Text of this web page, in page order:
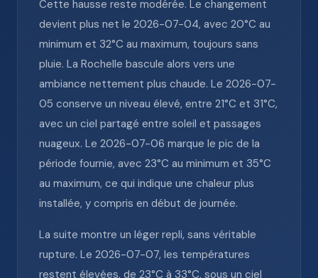
Cette hausse reste modérée. Le changement
devient plus net le 2026-07-04, avec 20°C au
minimum et 32°C au maximum, toujours sans
pluie. La Rochelle bascule alors vers une
ambiance nettement plus chaude. Le 2026-07-
05 conserve un niveau élevé, entre 21°C et 31°C,
avec un ciel partagé entre soleil et passages
nuageux. Le 2026-07-06 marque le pic de la
période fournie, avec 23°C au minimum et 35°C
au maximum, ce qui indique une chaleur plus
installée, y compris en début de journée.
La suite montre un léger repli, sans véritable
rupture. Le 2026-07-07, les températures
restent élevées, de 23°C à 33°C, sous un ciel